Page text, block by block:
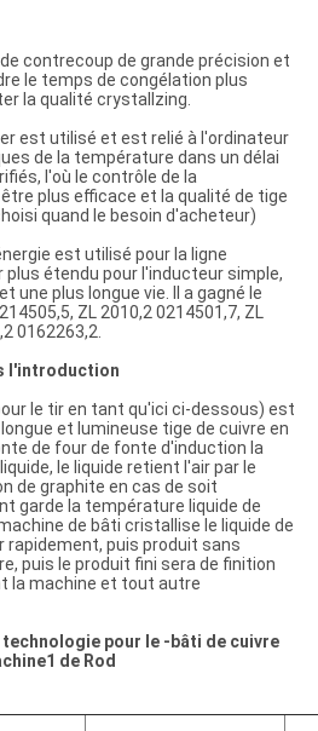
contrecoup de grande précision et
le temps de congélation plus
la qualité crystallzing.
est utilisé et est relié à l'ordinateur
de la température dans un délai
l'où le contrôle de la
plus efficace et la qualité de tige
quand le besoin d'acheteur)
est utilisé pour la ligne
plus étendu pour l'inducteur simple,
une plus longue vie. Il a gagné le
ZL 2010,2 0214501,7, ZL
0162263,2.
l'introduction
le tir en tant qu'ici ci-dessous) est
et lumineuse tige de cuivre en
de four de fonte d'induction la
le liquide retient l'air par le
de graphite en cas de soit
garde la température liquide de
de bâti cristallise le liquide de
rapidement, puis produit sans
puis le produit fini sera de finition
la machine et tout autre
pour le -bâti de cuivre
de Rod